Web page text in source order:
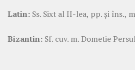
Latin: Ss. Sixt al II-lea, pp. şi îns.,
Bizantin: Sf. cuv. m. Dometie